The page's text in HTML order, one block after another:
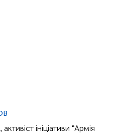
ініціативи “Армія